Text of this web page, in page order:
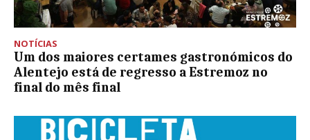
NOTÍCIAS
Um dos maiores certames gastronómicos do
Alentejo está de regresso a Estremoz no
final do mês final